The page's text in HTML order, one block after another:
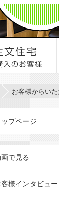
お客様からい
ップページ
で見る
客様インタビュー